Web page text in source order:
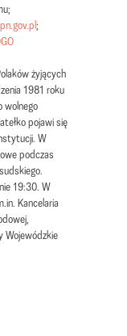
;
żyjących
1981 roku
wolnego
pojawi się
W
podczas
19:30. W
Kancelaria
Wojewódzkie